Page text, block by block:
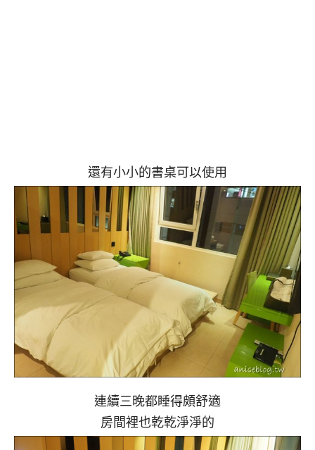
還有小小的書桌可以使用
連續三晚都睡得頗舒適
房間裡也乾乾淨淨的